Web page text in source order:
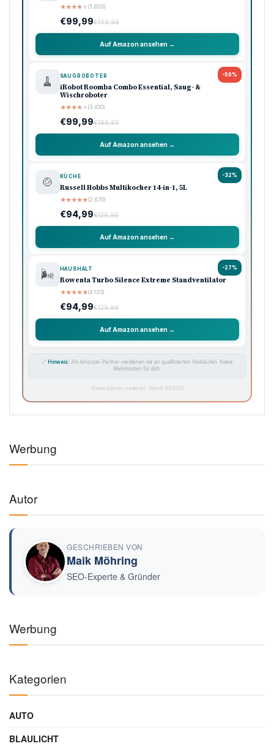
★★★★★(5.620)
€99,99€149,99
Auf Amazon ansehen →
-50%
🧹 SAUGROBOTER
iRobot Roomba Combo Essential, Saug- &
Wischroboter
★★★★★(3.450)
€99,99€199,99
Auf Amazon ansehen →
-32%
🍲 KÜCHE
Russell Hobbs Multikocher 14-in-1, 5L
★★★★★(2.870)
€94,99€139,99
Auf Amazon ansehen →
-27%
🌬️ HAUSHALT
Rowenta Turbo Silence Extreme Standventilator
★★★★★(4.120)
€94,99€129,99
Auf Amazon ansehen →
🔗 Hinweis: Als Amazon-Partner verdienen wir an qualifizierten Verkäufen. Keine
Mehrkosten für dich.
Preise können variieren · Stand: 8.8.2026
Werbung
Autor
GESCHRIEBEN VON
Maik Möhring
SEO-Experte & Gründer
Werbung
Kategorien
AUTO
BLAULICHT